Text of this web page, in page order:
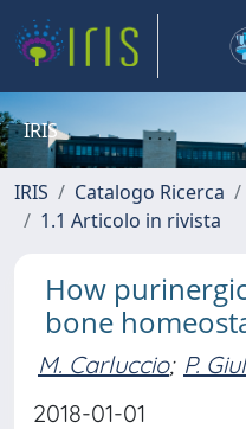
IRIS
IRIS Catalogo Ricerca
1.1 Articolo in rivista
How
bone
M. Carluccio; P.
2018-01-01